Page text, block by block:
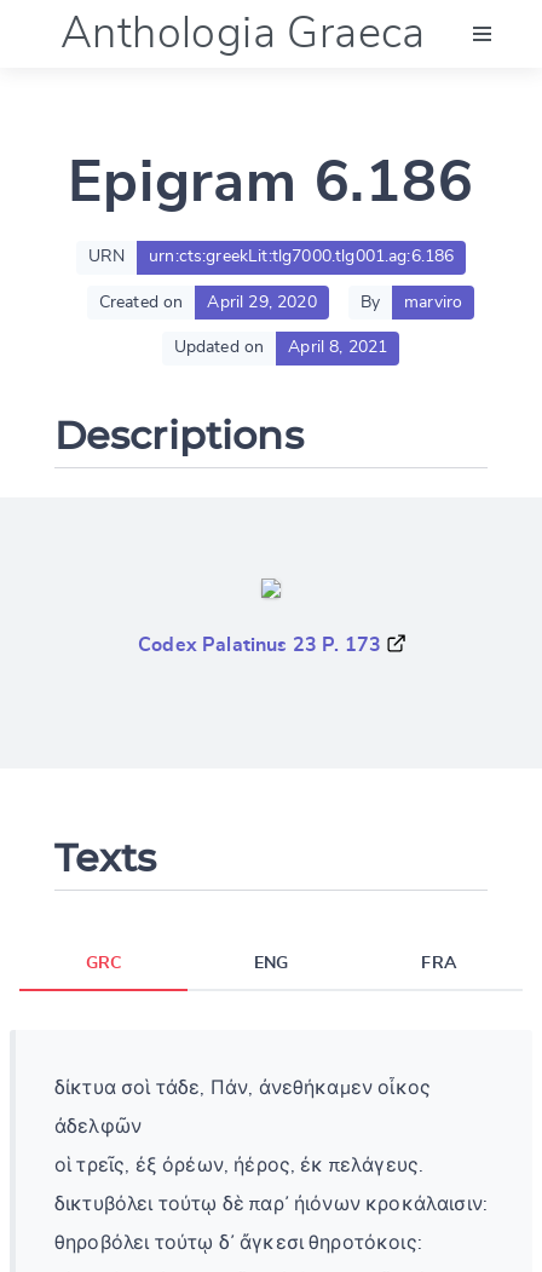
Anthologia Graeca
Language (en)
Documentation
Epigram 6.186
URN urn:cts:greekLit:tlg7000.tlg001.ag:6.186
Created on April 29, 2020 By marviro
Updated on April 8, 2021
Descriptions
Codex Palatinus 23 P. 173
Texts
GRC ENG FRA
δίκτυα σοὶ τάδε, Πάν, ἀνεθήκαμεν οἶκος
ἀδελφῶν
οἱ τρεῖς, ἐξ ὀρέων, ἠέρος, ἐκ πελάγευς.
δικτυβόλει τούτῳ δὲ παρ᾽ ἠιόνων κροκάλαισιν:
θηροβόλει τούτῳ δ᾽ ἄγκεσι θηροτόκοις: